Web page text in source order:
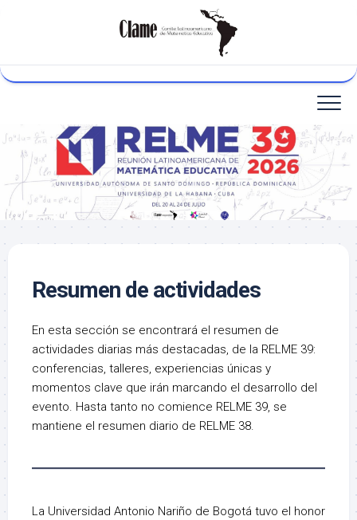
Resumen de actividades
En esta sección se encontrará el resumen de
actividades diarias más destacadas, de la RELME 39:
conferencias, talleres, experiencias únicas y
momentos clave que irán marcando el desarrollo del
evento. Hasta tanto no comience RELME 39, se
mantiene el resumen diario de RELME 38.
La Universidad Antonio Nariño de Bogotá tuvo el honor